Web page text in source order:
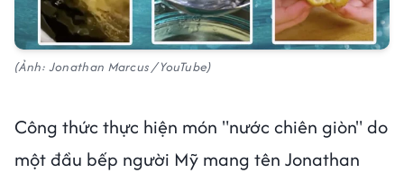
(Ảnh: Jonathan Marcus / YouTube)
Công thức thực hiện món "nước chiên giòn" do
một đầu bếp người Mỹ mang tên Jonathan